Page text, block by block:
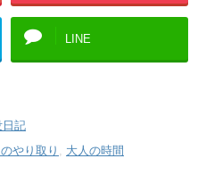
LINE
日記
やり取り , 大人の時間